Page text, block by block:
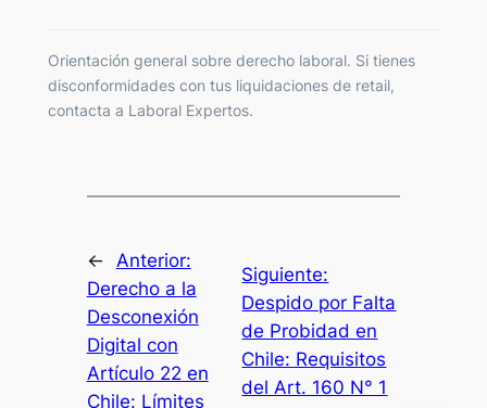
Orientación general sobre derecho laboral. Si tienes
disconformidades con tus liquidaciones de retail,
contacta a Laboral Expertos.
← Anterior:
Derecho a la
Desconexión
Digital con
Artículo 22 en
Chile: Límites
Siguiente:
Despido por Falta
de Probidad en
Chile: Requisitos
del Art. 160 N° 1